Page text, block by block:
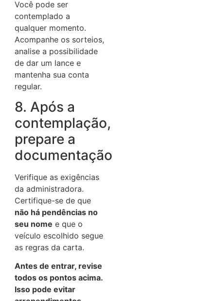
Você pode ser
contemplado a
qualquer momento.
Acompanhe os sorteios,
analise a possibilidade
de dar um lance e
mantenha sua conta
regular.
8. Após a
contemplação,
prepare a
documentação
Verifique as exigências
da administradora.
Certifique-se de que
não há pendências no
seu nome e que o
veículo escolhido segue
as regras da carta.
Antes de entrar, revise
todos os pontos acima.
Isso pode evitar